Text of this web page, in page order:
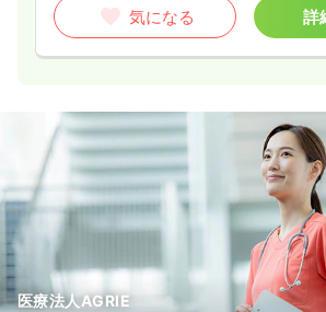
気になる 詳
医療法人AGRIE